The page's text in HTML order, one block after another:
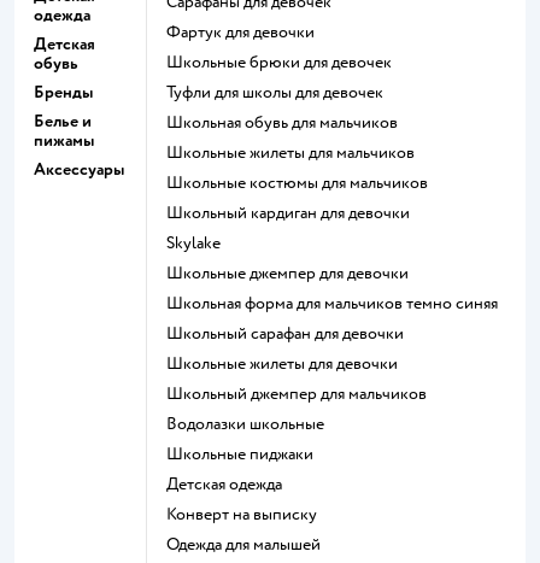
одежда
Детская
обувь
Бренды
Белье и
пижамы
Аксессуары
Фартук для девочки
Школьные брюки для девочек
Туфли для школы для девочек
Школьная обувь для мальчиков
Школьные жилеты для мальчиков
Школьные костюмы для мальчиков
Школьный кардиган для девочки
Skylake
Школьные джемпер для девочки
Школьная форма для мальчиков темно синяя
Школьный сарафан для девочки
Школьные жилеты для девочки
Школьный джемпер для мальчиков
Водолазки школьные
Школьные пиджаки
Детская одежда
Конверт на выписку
Одежда для малышей